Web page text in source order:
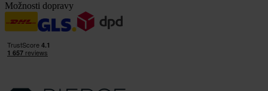
Možnosti dopravy